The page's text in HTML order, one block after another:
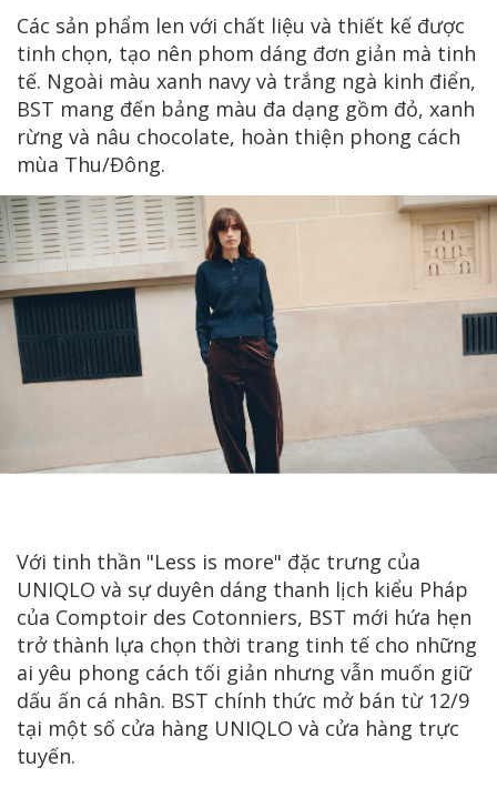
Các sản phẩm len với chất liệu và thiết kế được
tinh chọn, tạo nên phom dáng đơn giản mà tinh
tế. Ngoài màu xanh navy và trắng ngà kinh điển,
BST mang đến bảng màu đa dạng gồm đỏ, xanh
rừng và nâu chocolate, hoàn thiện phong cách
mùa Thu/Đông.
Với tinh thần "Less is more" đặc trưng của
UNIQLO và sự duyên dáng thanh lịch kiểu Pháp
của Comptoir des Cotonniers, BST mới hứa hẹn
trở thành lựa chọn thời trang tinh tế cho những
ai yêu phong cách tối giản nhưng vẫn muốn giữ
dấu ấn cá nhân. BST chính thức mở bán từ 12/9
tại một số cửa hàng UNIQLO và cửa hàng trực
tuyến.